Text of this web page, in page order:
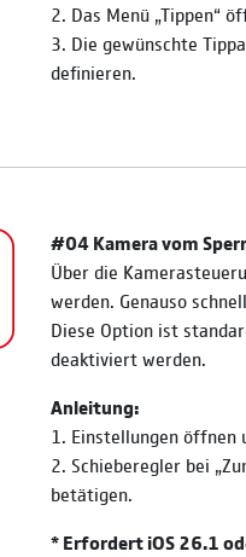
2. Das Menü „Tippen“
3. Die gewünschte
definieren.
#04 Kamera vom
Über die
werden. Genauso
Diese Option ist
deaktiviert werden.
Anleitung:
1. Einstellungen öffnen
2. Schieberegler bei
betätigen.
* Erfordert iOS 26.1